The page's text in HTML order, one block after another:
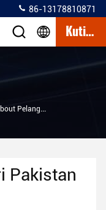
86-13178810871
Kutipan
Kami Dari Pakistan
Pakistan